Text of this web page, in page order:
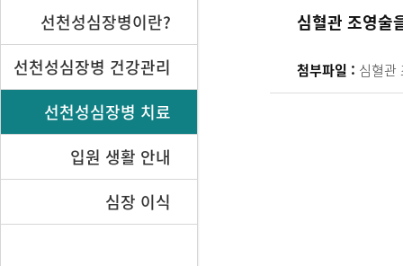
선천성심장병이란?
선천성심장병 건강관리
선천성심장병 치료
입원 생활 안내
심장 이식
심혈관 조영술
첨부파일 : 심혈관